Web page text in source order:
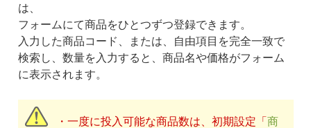
は、
フォームにて商品をひとつずつ登録できます。
入力した商品コード、または、自由項目を完全一致で
検索し、数量を入力すると、商品名や価格がフォーム
に表示されます。
・一度に投入可能な商品数は、初期設定「 商